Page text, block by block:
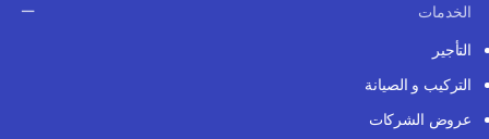
الخدمات
التأجير
التركيب و الصيانة
عروض الشركات